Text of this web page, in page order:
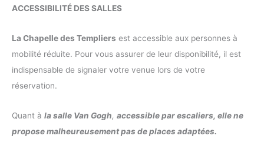
ACCESSIBILITÉ DES SALLES
La Chapelle des Templiers est accessible aux personnes à
mobilité réduite. Pour vous assurer de leur disponibilité, il est
indispensable de signaler votre venue lors de votre
réservation.
Quant à la salle Van Gogh, accessible par escaliers, elle ne
propose malheureusement pas de places adaptées.